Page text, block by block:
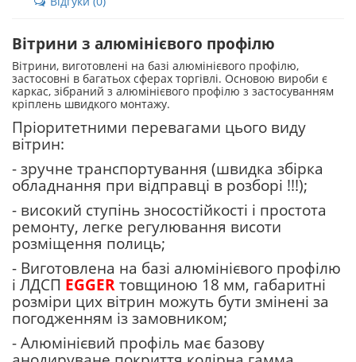
Вітрини з алюмінієвого профілю
Вітрини, виготовлені на базі алюмінієвого профілю,
застосовні в багатьох сферах торгівлі. Основою вироби є
каркас, зібраний з алюмінієвого профілю з застосуванням
кріплень швидкого монтажу.
Пріоритетними перевагами цього виду
вітрин:
- зручне транспортування (швидка збірка
обладнання при відправці в розборі !!!);
- високий ступінь зносостійкості і простота
ремонту, легке регулювання висоти
розміщення полиць;
- Виготовлена на базі алюмінієвого профілю
і ЛДСП EGGER товщиною 18 мм, габаритні
розміри цих вітрин можуть бути змінені за
погодженням із замовником;
- Алюмінієвий профіль має базову